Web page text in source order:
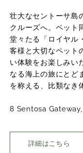
壮大なセントーサ島
クルーズへ。ペット
堂々たる「ロイヤル
客様と大切なペット
い体験をお楽しみい
なる海上の旅にとど
を称える、比類なき
8 Sentosa
詳細はこちら